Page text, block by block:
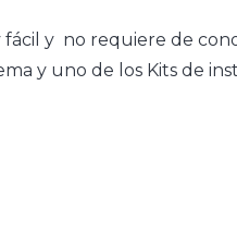
fácil y no requiere de
y uno de los Kits de